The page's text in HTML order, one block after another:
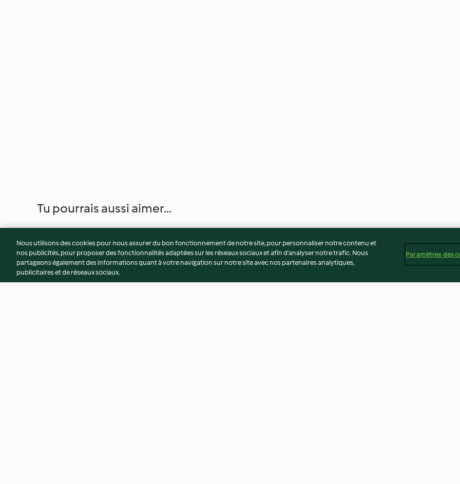
Tu pourrais aussi aimer...
Nous utilisons des cookies pour nous assurer du bon fonctionnement de notre site, pour personnaliser notre contenu et
nos publicités, pour proposer des fonctionnalités adaptées sur les réseaux sociaux et afin d’analyser notre trafic. Nous
partageons également des informations quant à votre navigation sur notre site avec nos partenaires analytiques,
publicitaires et de réseaux sociaux.
Paramètres des